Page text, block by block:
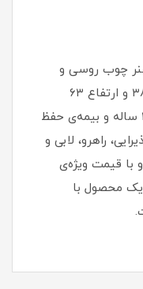
چوب روسی و
طراحی مدرن مینیمال، با ابعاد ۱۰۰×۳۸ و ارتفاع ۶۳
سانتی‌متر. این محصول با ضمانت ۲ ساله و بیمه‌ی حفظ
راهرو، لابی و
قیمت ویژه‌ی
یک محصول با